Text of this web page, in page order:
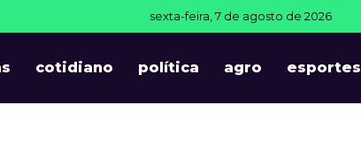
sexta-feira, 7 de agosto de 2026
cotidiano política agro esportes